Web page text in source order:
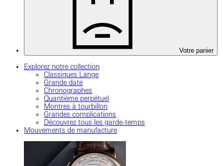
Votre panier
Explorez notre collection
Classiques Lange
Grande date
Chronographes
Quantième perpétuel
Montres à tourbillon
Grandes complications
Découvrez tous les garde-temps
Mouvements de manufacture